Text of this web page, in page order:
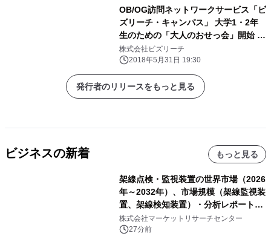
OB/OG訪問ネットワークサービス「ビ
ズリーチ・キャンパス」 大学1・2年
生のための「大人のおせっ会」開始 社
会人と「リアル」な生き方・働き方を
語る場を提供
株式会社ビズリーチ
2018年5月31日 19:30
発行者のリリースをもっと見る
ビジネスの新着 もっと見る
架線点検・監視装置の世界市場（2026
年～2032年）、市場規模（架線監視装
置、架線検知装置）・分析レポートを
発表
株式会社マーケットリサーチセンター
27分前